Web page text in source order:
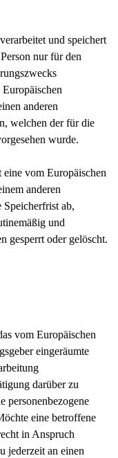
und speichert
nur für den
anderen
welchen der für die
wurde.
vom Europäischen
anderen
Speicherfrist ab,
und
gesperrt oder gelöscht.
vom Europäischen
eingeräumte
darüber zu
personenbezogene
eine betroffene
in Anspruch
jederzeit an einen